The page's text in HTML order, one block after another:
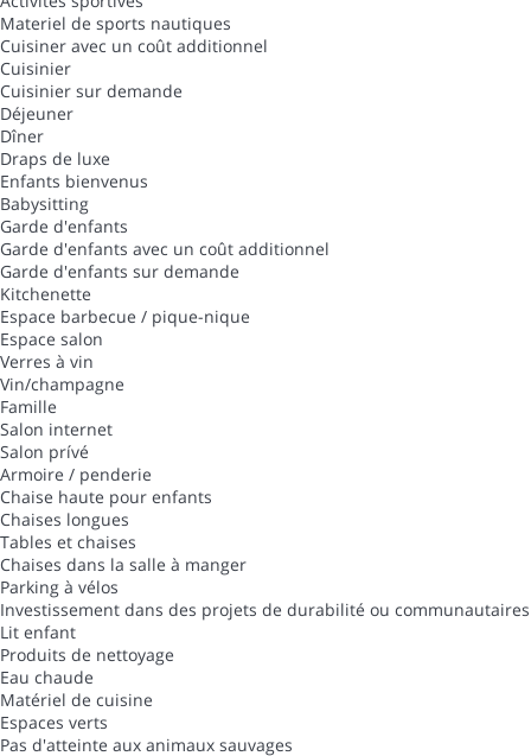
Materiel de sports nautiques
Cuisiner avec un coût additionnel
Cuisinier
Cuisinier sur demande
Déjeuner
Dîner
Draps de luxe
Enfants bienvenus
Babysitting
Garde d'enfants
Garde d'enfants avec un coût additionnel
Garde d'enfants sur demande
Kitchenette
Espace barbecue / pique-nique
Espace salon
Verres à vin
Vin/champagne
Famille
Salon internet
Salon prívé
Armoire / penderie
Chaise haute pour enfants
Chaises longues
Tables et chaises
Chaises dans la salle à manger
Parking à vélos
Investissement dans des projets de durabilité ou communautaires
Lit enfant
Produits de nettoyage
Eau chaude
Matériel de cuisine
Espaces verts
Pas d'atteinte aux animaux sauvages